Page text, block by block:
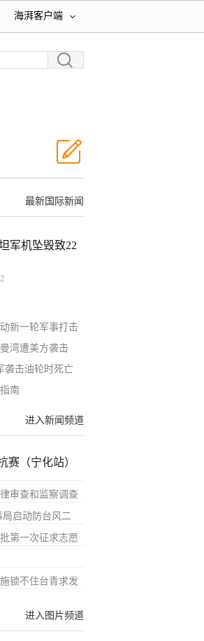
海湃客户端
最新国际新闻
军机坠毁致22
新一轮军事打击
湾遭美方袭击
袭击油轮时死亡
南
进入新闻频道
赛（宁化站）
审查和监察调查
启动防台风二
第一次征求志愿
锁不住台青求发
进入图片频道